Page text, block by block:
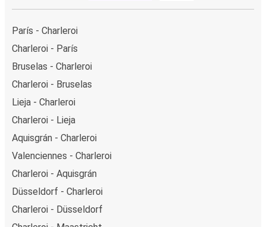
París - Charleroi
Charleroi - París
Bruselas - Charleroi
Charleroi - Bruselas
Lieja - Charleroi
Charleroi - Lieja
Aquisgrán - Charleroi
Valenciennes - Charleroi
Charleroi - Aquisgrán
Düsseldorf - Charleroi
Charleroi - Düsseldorf